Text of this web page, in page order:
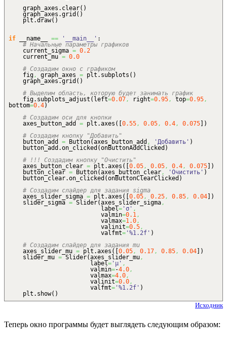
graph_axes. clear( )
graph_axes.grid ( )
plt.draw( )
if __name__ == '__main__' :
# Начальные параметры графиков
current_sigma = 0.2
current_mu= 0.0
# Создадим окно с графиком
fig, graph_axes = plt. subplots ( )
graph_axes.grid ( )
# Выделим область, которую будет занимать график
fig. subplots_adjust ( left=0.07, right=0.95, top=0.95,
bottom=0.4)
# Создадим оси для кнопки
axes_button_add = plt.axes ( [0.55, 0.05, 0.4, 0.075] )
# Создадим кнопку "Добавить"
button_add = Button(axes_button_add , 'Добавить' )
button_add.on_clicked (onButtonAddClicked )
# !!! Создадим кнопку "Очистить"
axes_button_clear = plt.axes ( [0.05, 0.05, 0.4, 0.075] )
button_clear = Button(axes_button_clear, 'Очистить' )
button_clear.on_clicked (onButtonClearClicked )
# Создадим слайдер для задания sigma
axes_slider_sigma = plt.axes ( [0.05, 0.25, 0.85, 0.04] )
slider_sigma =Slider(axes_slider_sigma,
label= 'σ' ,
valmin=0.1,
valmax=1.0,
valinit=0.5,
valfmt= '%1.2f' )
# Создадим слайдер для задания mu
axes_slider_mu = plt.axes ( [0.05, 0.17, 0.85, 0.04] )
slider_mu =Slider(axes_slider_mu,
label= 'μ' ,
valmin=-4.0,
valmax=4.0,
valinit=0.0,
valfmt= '%1.2f' )
plt. show( )
Исходник
Теперь окно программы будет выглядеть следующим образом: